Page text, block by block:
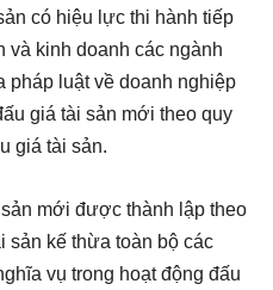
có hiệu lực thi hành tiếp
và kinh doanh các ngành
pháp luật về doanh nghiệp
giá tài sản mới theo quy
giá tài sản.
mới được thành lập theo
sản kế thừa toàn bộ các
vụ trong hoạt động đấu